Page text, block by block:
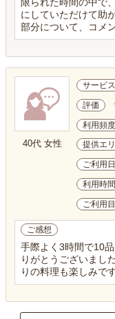
にしていただけて助
部分について、コメ
40代 女性
サービ
評価
利用頻度
提供エ
ご利用日
利用時間
ご利用
ご感想
手際よく3時間で10
りがとうございまし
りの料理も楽しみで